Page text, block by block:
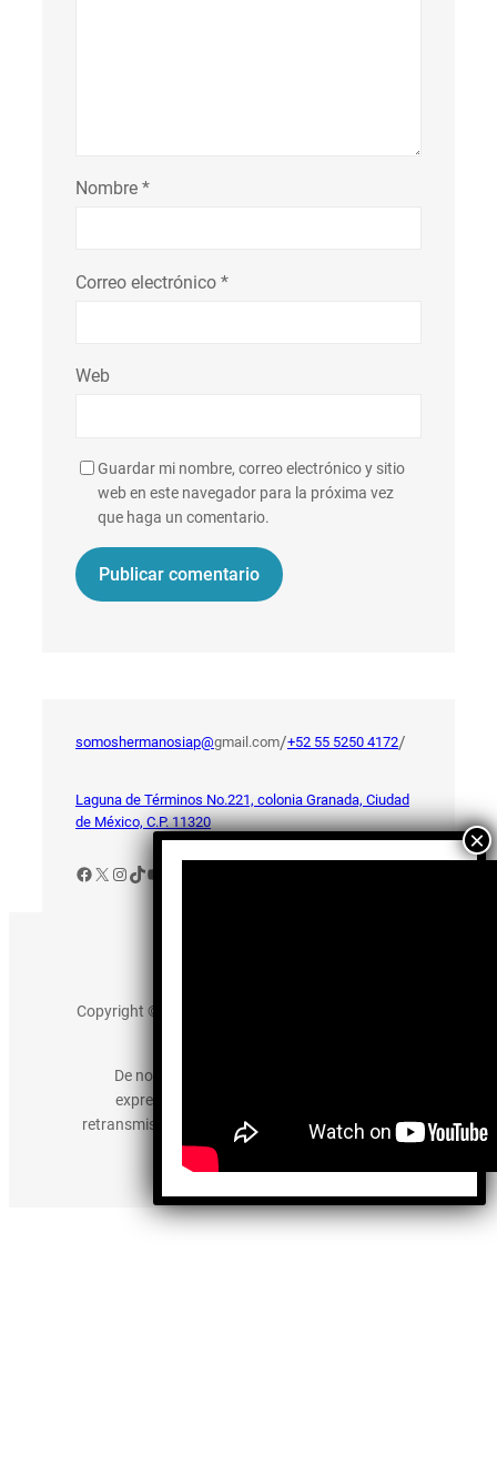
Nombre *
Correo electrónico *
Web
Guardar mi nombre, correo electrónico y sitio
web en este navegador para la próxima vez
que haga un comentario.
somoshermanosiap@gmail.com/+52 55 5250 4172/
Laguna de Términos No.221, colonia Granada, Ciudad
de México, C.P. 11320
Facebook
X Instagram
TikTok
YouTube
Copyright © 2025 somos-hermanos.mx. Todos los
De no existir previa autorización, queda
expresamente prohibida la publicación,
retransmisión, edición y cualquier otro uso de los
contenidos.